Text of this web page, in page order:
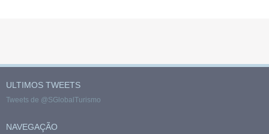
ULTIMOS TWEETS
Tweets de @SGlobalTurismo
NAVEGAÇÃO